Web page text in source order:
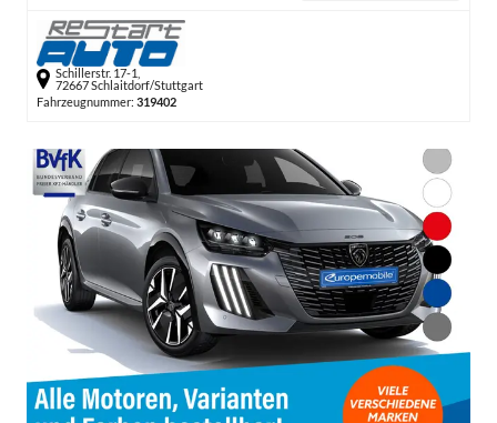
Schillerstr. 17-1,
72667 Schlaitdorf/Stuttgart
Fahrzeugnummer: 319402